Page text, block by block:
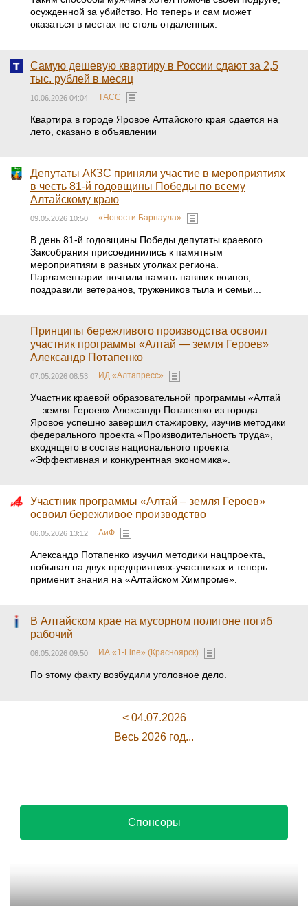
осужденной за убийство. Но теперь и сам может
оказаться в местах не столь отдаленных.
Самую дешевую квартиру в России сдают за 2,5
тыс. рублей в месяц
10.06.2026 04:04 ТАСС
Квартира в городе Яровое Алтайского края сдается на
лето, сказано в объявлении
Депутаты АКЗС приняли участие в мероприятиях
в честь 81-й годовщины Победы по всему
Алтайскому краю
09.05.2026 10:50 «Новости Барнаула»
В день 81-й годовщины Победы депутаты краевого
Заксобрания присоединились к памятным
мероприятиям в разных уголках региона.
Парламентарии почтили память павших воинов,
поздравили ветеранов, тружеников тыла и семьи...
Принципы бережливого производства освоил
участник программы «Алтай — земля Героев»
Александр Потапенко
07.05.2026 08:53 ИД «Алтапресс»
Участник краевой образовательной программы «Алтай
— земля Героев» Александр Потапенко из города
Яровое успешно завершил стажировку, изучив методики
федерального проекта «Производительность труда»,
входящего в состав национального проекта
«Эффективная и конкурентная экономика».
Участник программы «Алтай – земля Героев»
освоил бережливое производство
06.05.2026 13:12 АиФ
Александр Потапенко изучил методики нацпроекта,
побывал на двух предприятиях-участниках и теперь
применит знания на «Алтайском Химпроме».
В Алтайском крае на мусорном полигоне погиб
рабочий
06.05.2026 09:50 ИА «1-Line» (Красноярск)
По этому факту возбудили уголовное дело.
< 04.07.2026
Весь 2026 год...
Спонсоры